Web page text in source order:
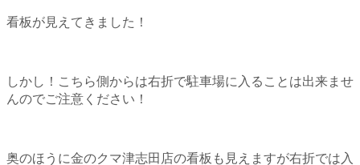
看板が見えてきました！
しかし！こちら側からは右折で駐車場に入ることは出来ませ
んのでご注意ください！
奥のほうに金のクマ津志田店の看板も見えますが右折では入